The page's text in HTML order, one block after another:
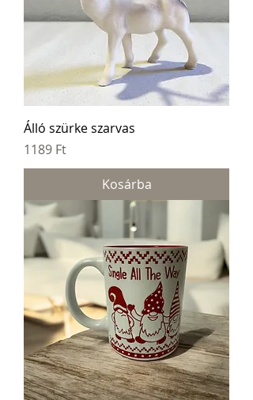
Álló szürke szarvas
Ár
1189 Ft
Kosárba